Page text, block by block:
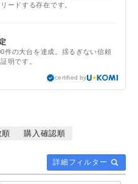
ードする存在です。
件の大台を達成。揺るぎない信頼
明です。
certified by
詳細フィルター
順
購入確認順